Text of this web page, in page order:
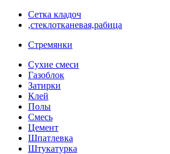
Сетка кладоч
,стеклотканевая,рабица
Стремянки
Сухие смеси
Газоблок
Затирки
Клей
Полы
Смесь
Цемент
Шпатлевка
Штукатурка